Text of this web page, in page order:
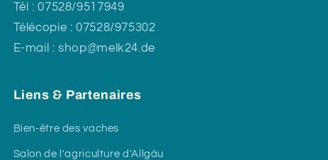
Tél : 07528/9517949
Télécopie : 07528/975302
E-mail : shop@melk24.de
Liens & Partenaires
Bien-être des vaches
Salon de l'agriculture d'Allgäu